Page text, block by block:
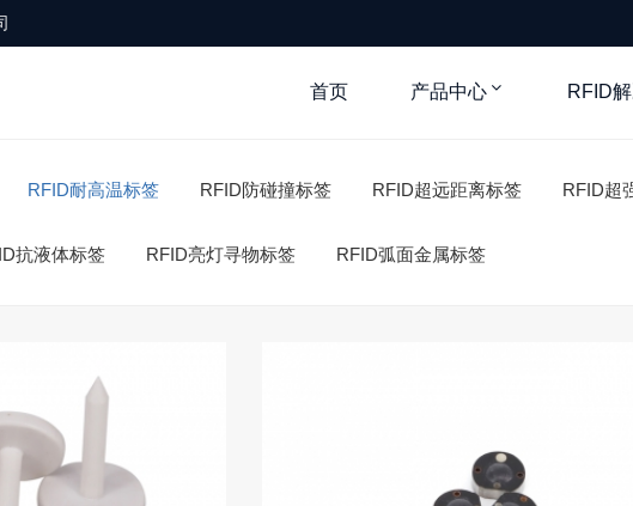
首页 产品中心 RFID
RFID耐高温标签 RFID防碰撞标签 RFID超远距离标签 RFID超
抗液体标签 RFID亮灯寻物标签 RFID弧面金属标签